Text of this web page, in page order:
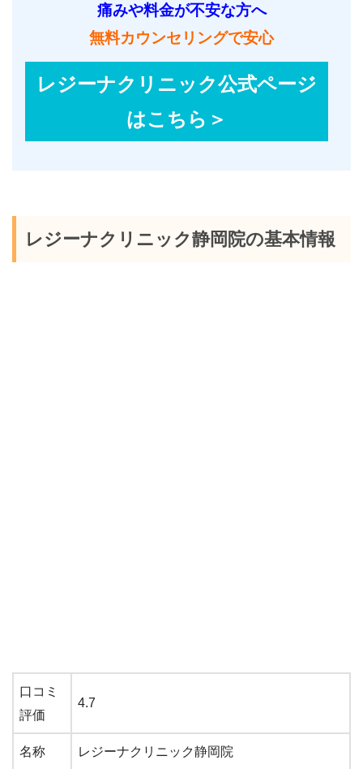
痛みや料金が不安な方へ
無料カウンセリングで安心
レジーナクリニック公式ページ
はこちら＞
レジーナクリニック静岡院の基本情報
口コミ
評価
4.7
名称 レジーナクリニック静岡院